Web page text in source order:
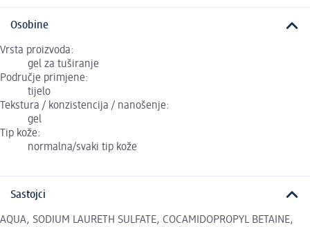
Osobine
Vrsta proizvoda:
gel za tuširanje
Područje primjene:
tijelo
Tekstura / konzistencija / nanošenje:
gel
Tip kože:
normalna/svaki tip kože
Sastojci
AQUA, SODIUM LAURETH SULFATE, COCAMIDOPROPYL BETAINE,